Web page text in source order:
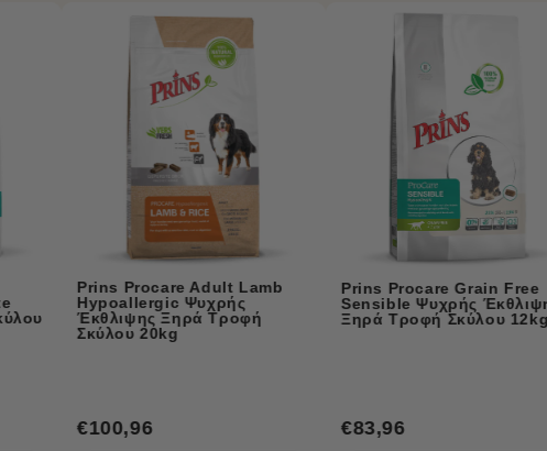
Prins Procare Grain Free
Sensible Ψυχρής Έκθλιψης
Ξηρά Τροφή Σκύλου 12kg
€83,96
Prins Procare Mini Super
Active Ψυχρής Έκθλιψης
Ξηρά Τροφή Σκύλου 3kg
€25,96